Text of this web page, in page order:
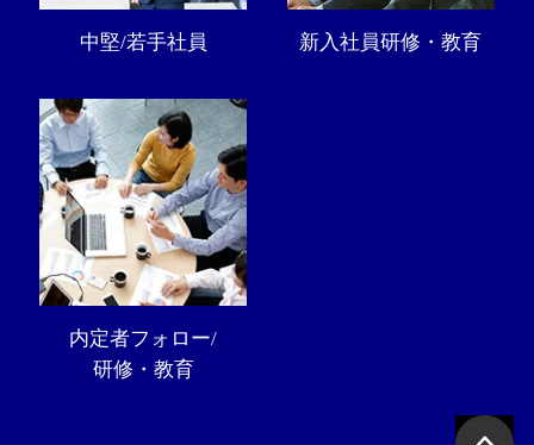
中堅/若手社員 新入社員研修・教育
内定者フォロー/
研修・教育